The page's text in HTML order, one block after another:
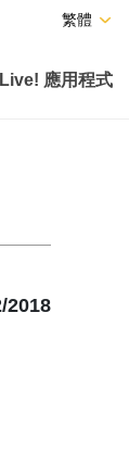
繁體
應用程式
2018